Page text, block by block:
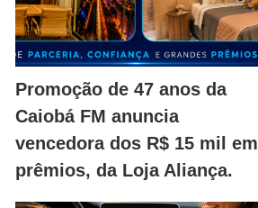
Promoção de 47 anos da
Caiobá FM anuncia
vencedora dos R$ 15 mil em
prêmios, da Loja Aliança.